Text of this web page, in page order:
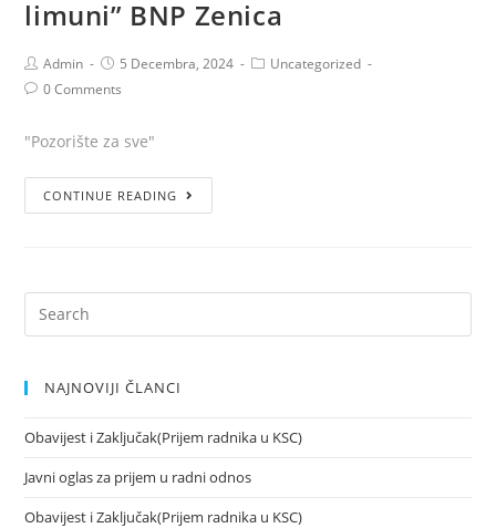
limuni” BNP Zenica
Admin 5 Decembra, 2024
Uncategorized
0 Comments
"Pozorište za sve"
CONTINUE READING
NAJNOVIJI ČLANCI
Obavijest i Zaključak(Prijem radnika u KSC)
Javni oglas za prijem u radni odnos
Obavijest i Zaključak(Prijem radnika u KSC)